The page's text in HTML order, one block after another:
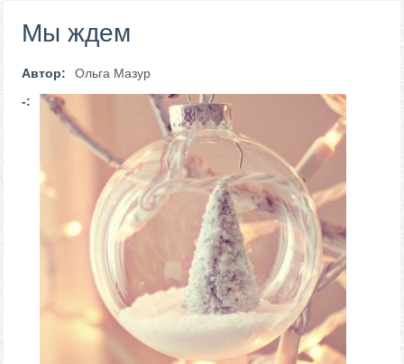
Мы ждем
Автор:
Ольга Мазур
-: